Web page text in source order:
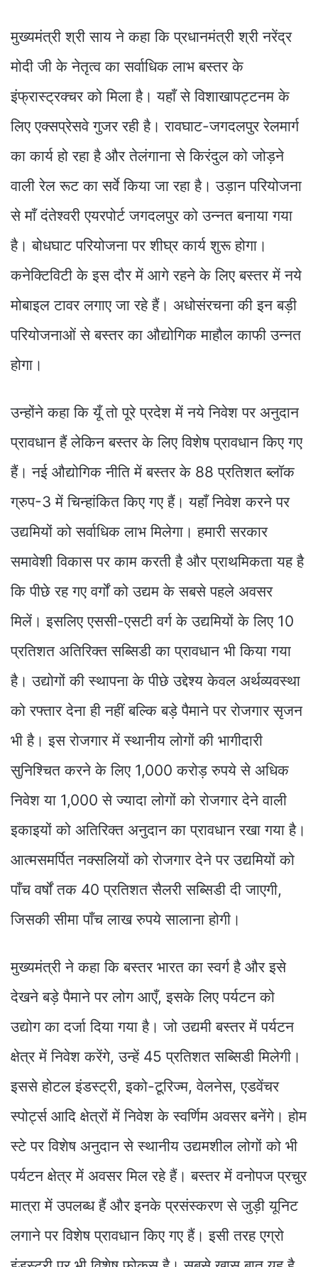
मुख्यमंत्री श्री साय ने कहा कि प्रधानमंत्री श्री नरेंद्र
मोदी जी के नेतृत्व का सर्वाधिक लाभ बस्तर के
इंफ्रास्ट्रक्चर को मिला है। यहाँ से विशाखापट्टनम के
लिए एक्सप्रेसवे गुजर रही है। रावघाट-जगदलपुर रेलमार्ग
का कार्य हो रहा है और तेलंगाना से किरंदुल को जोड़ने
वाली रेल रूट का सर्वे किया जा रहा है। उड़ान परियोजना
से माँ दंतेश्वरी एयरपोर्ट जगदलपुर को उन्नत बनाया गया
है। बोधघाट परियोजना पर शीघ्र कार्य शुरू होगा।
कनेक्टिविटी के इस दौर में आगे रहने के लिए बस्तर में नये
मोबाइल टावर लगाए जा रहे हैं। अधोसंरचना की इन बड़ी
परियोजनाओं से बस्तर का औद्योगिक माहौल काफी उन्नत
होगा।
उन्होंने कहा कि यूँ तो पूरे प्रदेश में नये निवेश पर अनुदान
प्रावधान हैं लेकिन बस्तर के लिए विशेष प्रावधान किए गए
हैं। नई औद्योगिक नीति में बस्तर के 88 प्रतिशत ब्लॉक
ग्रुप-3 में चिन्हांकित किए गए हैं। यहाँ निवेश करने पर
उद्यमियों को सर्वाधिक लाभ मिलेगा। हमारी सरकार
समावेशी विकास पर काम करती है और प्राथमिकता यह है
कि पीछे रह गए वर्गों को उद्यम के सबसे पहले अवसर
मिलें। इसलिए एससी-एसटी वर्ग के उद्यमियों के लिए 10
प्रतिशत अतिरिक्त सब्सिडी का प्रावधान भी किया गया
है। उद्योगों की स्थापना के पीछे उद्देश्य केवल अर्थव्यवस्था
को रफ्तार देना ही नहीं बल्कि बड़े पैमाने पर रोजगार सृजन
भी है। इस रोजगार में स्थानीय लोगों की भागीदारी
सुनिश्चित करने के लिए 1,000 करोड़ रुपये से अधिक
निवेश या 1,000 से ज्यादा लोगों को रोजगार देने वाली
इकाइयों को अतिरिक्त अनुदान का प्रावधान रखा गया है।
आत्मसमर्पित नक्सलियों को रोजगार देने पर उद्यमियों को
पाँच वर्षों तक 40 प्रतिशत सैलरी सब्सिडी दी जाएगी,
जिसकी सीमा पाँच लाख रुपये सालाना होगी।
मुख्यमंत्री ने कहा कि बस्तर भारत का स्वर्ग है और इसे
देखने बड़े पैमाने पर लोग आएँ, इसके लिए पर्यटन को
उद्योग का दर्जा दिया गया है। जो उद्यमी बस्तर में पर्यटन
क्षेत्र में निवेश करेंगे, उन्हें 45 प्रतिशत सब्सिडी मिलेगी।
इससे होटल इंडस्ट्री, इको-टूरिज्म, वेलनेस, एडवेंचर
स्पोर्ट्स आदि क्षेत्रों में निवेश के स्वर्णिम अवसर बनेंगे। होम
स्टे पर विशेष अनुदान से स्थानीय उद्यमशील लोगों को भी
पर्यटन क्षेत्र में अवसर मिल रहे हैं। बस्तर में वनोपज प्रचुर
मात्रा में उपलब्ध हैं और इनके प्रसंस्करण से जुड़ी यूनिट
लगाने पर विशेष प्रावधान किए गए हैं। इसी तरह एग्रो